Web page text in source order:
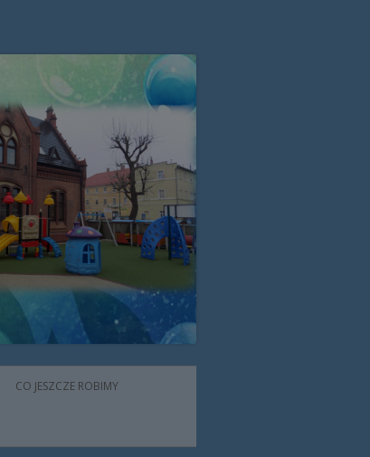
Zgromadzenie Sióstr
CO JESZCZE ROBIMY